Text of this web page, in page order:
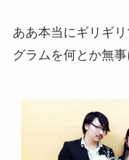
ああ本当にギリギ
グラムを何とか無